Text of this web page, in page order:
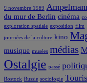
9 novembre 1989
du mur de Berlin cinéma
exploration spatiale exposition film
journées de la culture kino
musique musées médias
Ostalgie passé
Rostock Russie sociologie